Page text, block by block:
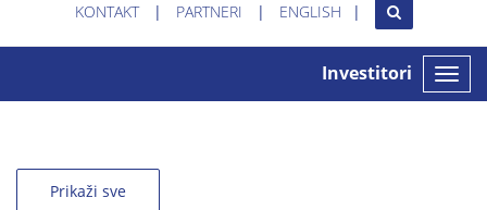
KONTAKT PARTNERI ENGLISH
Toggle
Investitori
Prikaži sve